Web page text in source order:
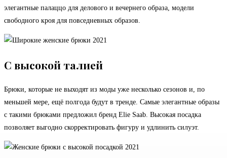
элегантные палаццо для делового и вечернего образа, модели
свободного кроя для повседневных образов.
С высокой талией
Брюки, которые не выходят из моды уже несколько сезонов и, по
меньшей мере, ещё полгода будут в тренде. Самые элегантные образы
с такими брюками предложил бренд Elie Saab. Высокая посадка
позволяет выгодно скорректировать фигуру и удлинить силуэт.